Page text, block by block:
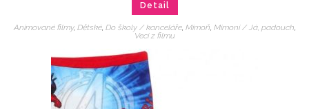
Detail
Animované filmy, Dětské, Do školy / kanceláře, Mimoň, Mimoni / Já, padouch,
Veci z filmu